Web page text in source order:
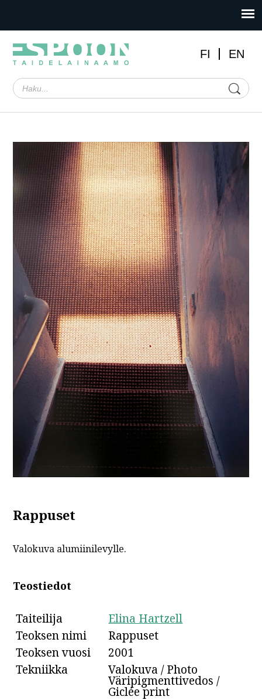
FI EN
Rappuset
Valokuva alumiinilevylle.
Teostiedot
Taiteilija
Elina Hartzell
Teoksen nimi
Rappuset
Teoksen vuosi
2001
Tekniikka
Valokuva / Photo
Väripigmenttivedos /
Giclée print